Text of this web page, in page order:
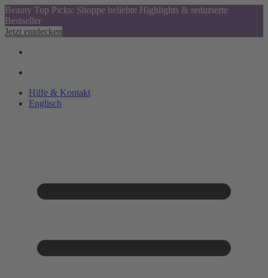
Beauty Top Picks: Shoppe beliebte Highlights & reduzierte
Bestseller
Jetzt entdecken
Hilfe & Kontakt
Englisch